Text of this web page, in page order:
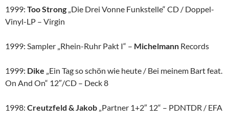
1999: Too Strong „Die Drei Vonne Funkstelle“ CD / Doppel-
Vinyl-LP – Virgin
1999: Sampler „Rhein-Ruhr Pakt I“ – Michelmann Records
1999: Dike „Ein Tag so schön wie heute / Bei meinem Bart feat.
On And On“ 12″/CD – Deck 8
1998: Creutzfeld & Jakob „Partner 1+2″ 12“ – PDNTDR / EFA